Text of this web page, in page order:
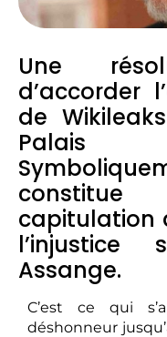
Une
d’accorder
de
capitulation
Assange.
C’est ce qui
déshonneur